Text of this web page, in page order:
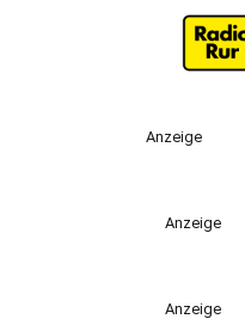
Anzeige
Anzeige
Anzeige